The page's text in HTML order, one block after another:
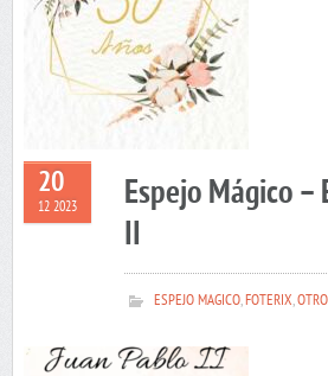
20
12 2023
Espejo Mágico –
II
ESPEJO MAGICO,FOTERIX,